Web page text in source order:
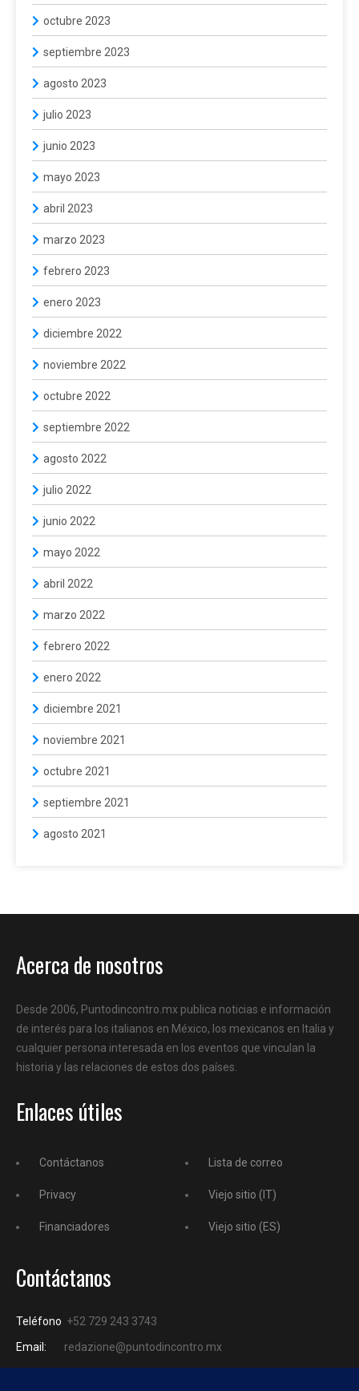
octubre 2023
septiembre 2023
agosto 2023
julio 2023
junio 2023
mayo 2023
abril 2023
marzo 2023
febrero 2023
enero 2023
diciembre 2022
noviembre 2022
octubre 2022
septiembre 2022
agosto 2022
julio 2022
junio 2022
mayo 2022
abril 2022
marzo 2022
febrero 2022
enero 2022
diciembre 2021
noviembre 2021
octubre 2021
septiembre 2021
agosto 2021
Acerca de nosotros
Desde 2006, Puntodincontro.mx publica noticias e información
de interés para los italianos en México, los mexicanos en Italia y
cualquier persona interesada en los eventos que vinculan la
historia y las relaciones de estos dos países.
Enlaces útiles
Contáctanos
Privacy
Financiadores
Lista de correo
Viejo sitio (IT)
Viejo sitio (ES)
Contáctanos
Teléfono +52 729 243 3743
Email:
redazione@puntodincontro.mx